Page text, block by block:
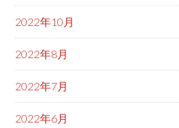
2022年10月
2022年8月
2022年7月
2022年6月